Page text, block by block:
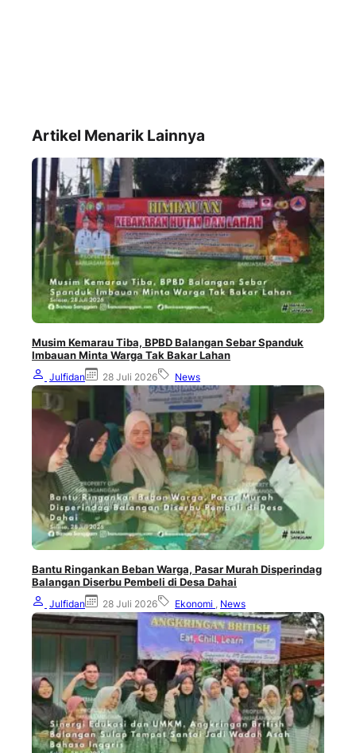
Artikel Menarik Lainnya
Musim Kemarau Tiba, BPBD Balangan Sebar Spanduk
Imbauan Minta Warga Tak Bakar Lahan
Julfidan 28 Juli 2026 News
Bantu Ringankan Beban Warga, Pasar Murah Disperindag
Balangan Diserbu Pembeli di Desa Dahai
Julfidan 28 Juli 2026 Ekonomi News